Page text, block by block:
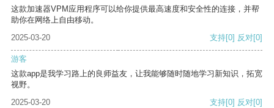
这款加速器VPM应用程序可以给你提供最高速度和安全性的连接，并帮
助你在网络上自由移动。
2025-03-20
支持[0] 反对[0]
游客
这款app是我学习路上的良师益友，让我能够随时随地学习新知识，拓宽
视野。
2025-03-20
支持[0] 反对[0]